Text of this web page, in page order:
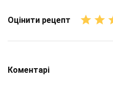
Оцінити рецепт
Коментарі